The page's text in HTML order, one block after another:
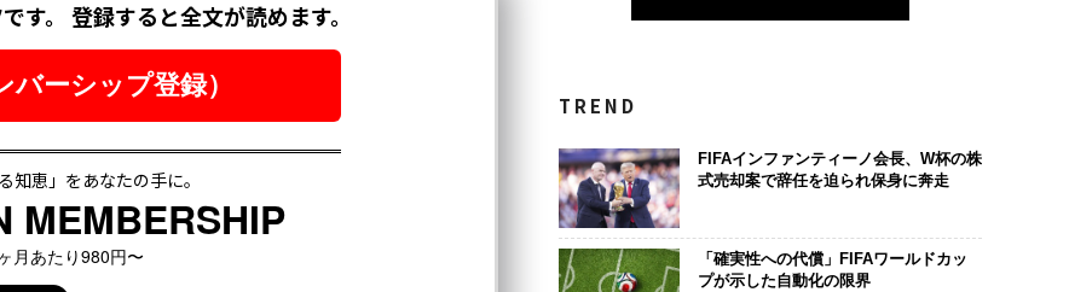
TREND
FIFAインファンティーノ会長、W杯の株
式売却案で辞任を迫られ保身に奔走
「確実性への代償」FIFAワールドカッ
プが示した自動化の限界